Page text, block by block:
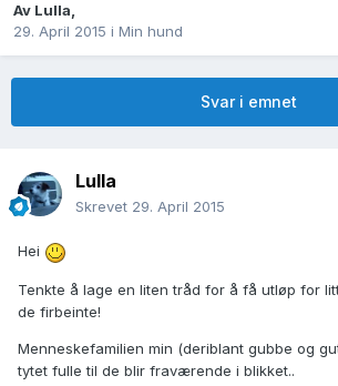
Av Lulla,
29. April 2015 i Min hund
Svar i emnet
Lulla
Skrevet 29. April 2015
Hei
Tenkte å lage en liten tråd for å få utløp for
de firbeinte!
Menneskefamilien min (deriblant gubbe og
tytet fulle til de blir fraværende i blikket..